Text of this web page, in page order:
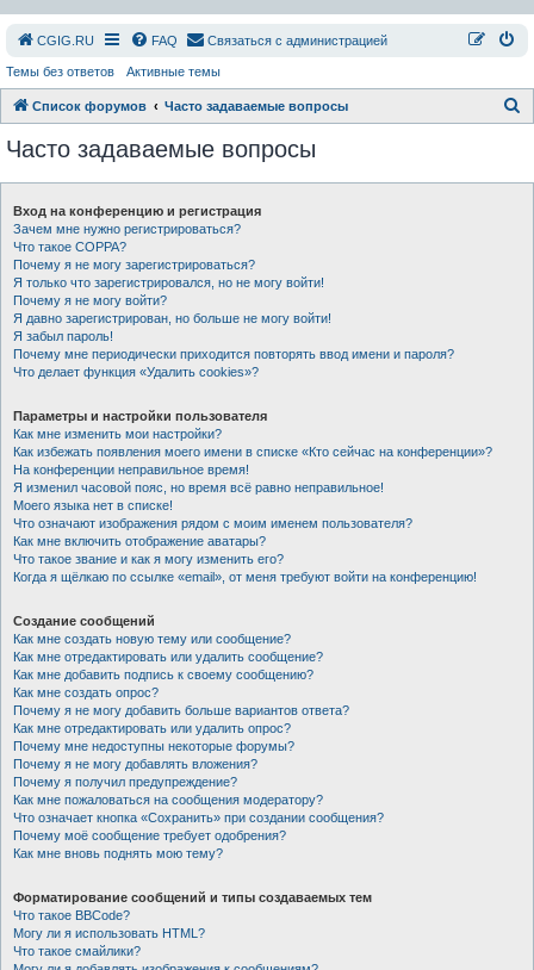
СGIG.RU FAQ Связаться с администрацией
Темы без ответов Активные темы
Список форумов Часто задаваемые вопросы
Часто задаваемые вопросы
Вход на конференцию и регистрация
Зачем мне нужно регистрироваться?
Что такое COPPA?
Почему я не могу зарегистрироваться?
Я только что зарегистрировался, но не могу войти!
Почему я не могу войти?
Я давно зарегистрирован, но больше не могу войти!
Я забыл пароль!
Почему мне периодически приходится повторять ввод имени и пароля?
Что делает функция «Удалить cookies»?
Параметры и настройки пользователя
Как мне изменить мои настройки?
Как избежать появления моего имени в списке «Кто сейчас на конференции»?
На конференции неправильное время!
Я изменил часовой пояс, но время всё равно неправильное!
Моего языка нет в списке!
Что означают изображения рядом с моим именем пользователя?
Как мне включить отображение аватары?
Что такое звание и как я могу изменить его?
Когда я щёлкаю по ссылке «email», от меня требуют войти на конференцию!
Создание сообщений
Как мне создать новую тему или сообщение?
Как мне отредактировать или удалить сообщение?
Как мне добавить подпись к своему сообщению?
Как мне создать опрос?
Почему я не могу добавить больше вариантов ответа?
Как мне отредактировать или удалить опрос?
Почему мне недоступны некоторые форумы?
Почему я не могу добавлять вложения?
Почему я получил предупреждение?
Как мне пожаловаться на сообщения модератору?
Что означает кнопка «Сохранить» при создании сообщения?
Почему моё сообщение требует одобрения?
Как мне вновь поднять мою тему?
Форматирование сообщений и типы создаваемых тем
Что такое BBCode?
Могу ли я использовать HTML?
Что такое смайлики?